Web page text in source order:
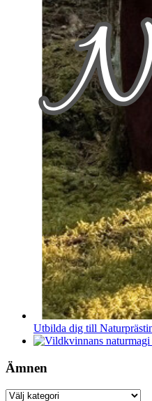
Utbilda dig till
Ämnen
Ämnen